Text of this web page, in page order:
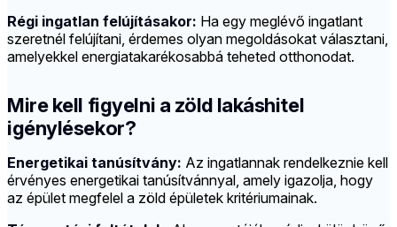
Régi ingatlan felújításakor: Ha egy meglévő ingatlant
szeretnél felújítani, érdemes olyan megoldásokat választani,
amelyekkel energiatakarékosabbá teheted otthonodat.
Mire kell figyelni a zöld lakáshitel
igénylésekor?
Energetikai tanúsítvány: Az ingatlannak rendelkeznie kell
érvényes energetikai tanúsítvánnyal, amely igazolja, hogy
az épület megfelel a zöld épületek kritériumainak.